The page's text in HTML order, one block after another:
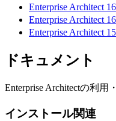
Enterprise Architect
Enterprise Architect
Enterprise Architect
ドキュメント
Enterprise Architectの利
インストール関連